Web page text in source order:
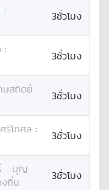
:
3ชั่วโมง
:
3ชั่วโมง
ษสถิตย์
3ชั่วโมง
ศรีโกศล :
3ชั่วโมง
บุญ
งถิ่น 3ชั่วโมง